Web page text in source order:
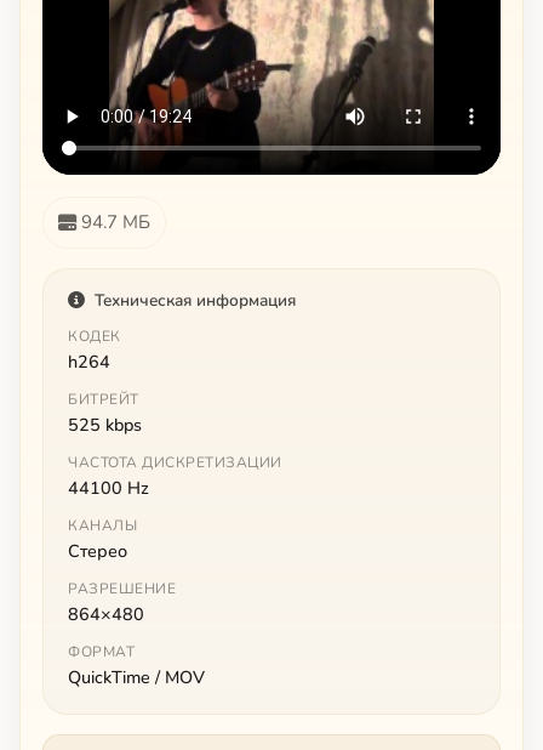
94.7 МБ
Техническая информация
КОДЕК
h264
БИТРЕЙТ
525 kbps
ЧАСТОТА ДИСКРЕТИЗАЦИИ
44100 Hz
КАНАЛЫ
Стерео
РАЗРЕШЕНИЕ
864×480
ФОРМАТ
QuickTime / MOV